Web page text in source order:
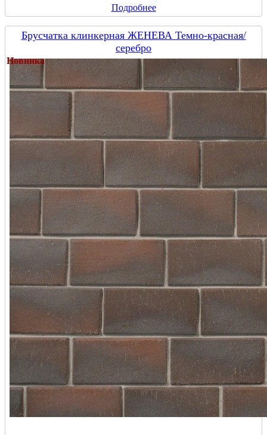
Подробнее
Брусчатка клинкерная ЖЕНЕВА Темно-красная/
серебро
Новинка